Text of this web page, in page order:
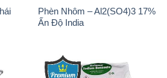
Phèn Nhôm – Al2(SO4)3 17%
Ấn Độ India